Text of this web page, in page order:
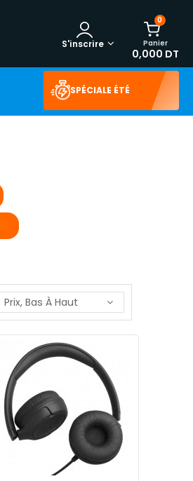
0
Panier
0,000 DT
S'inscrire
SPÉCIALE ÉTÉ
Prix, Bas À Haut